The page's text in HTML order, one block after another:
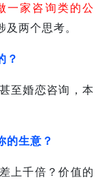
一家咨询类的公
及两个思考。
？
至婚恋咨询，本
的生意？
上千倍？价值的